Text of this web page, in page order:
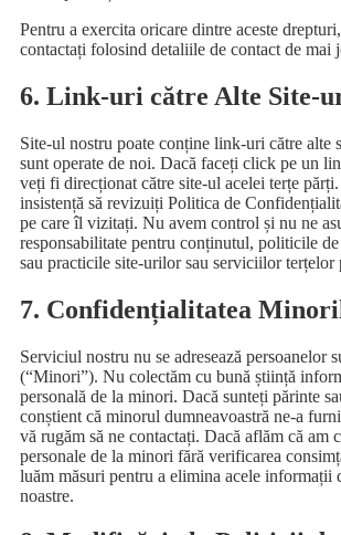
Pentru a exercita oricare dintre aceste
contactați folosind detaliile de contact de mai
6. Link-uri către Alte Site-
Site-ul nostru poate conține link-uri către alte
sunt operate de noi. Dacă faceți click pe un
veți fi direcționat către site-ul acelei terțe
insistență să revizuiți Politica de
pe care îl vizitați. Nu avem control și nu ne
responsabilitate pentru conținutul, politicile
sau practicile site-urilor sau serviciilor terțelor
7. Confidențialitatea
Serviciul nostru nu se adresează persoanelor
(“Minori”). Nu colectăm cu bună știință
personală de la minori. Dacă sunteți părinte
conștient că minorul dumneavoastră ne-a
vă rugăm să ne contactați. Dacă aflăm că am
personale de la minori fără verificarea
luăm măsuri pentru a elimina acele informații
noastre.